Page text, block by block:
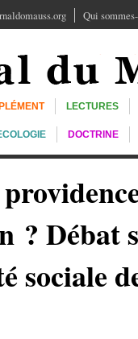
Qui
LECTURES
DOCTRINE
? Débat
sociale